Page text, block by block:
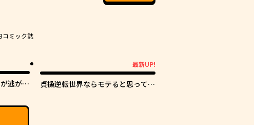
ミック誌
逃がし
最新UP!
貞操逆転世界ならモテると思ってい